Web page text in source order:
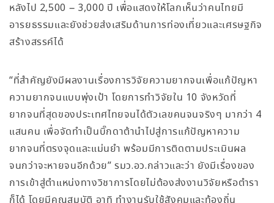
หลังไป 2,500 – 3,000 ปี เพื่อแสดงให้โลกเห็นว่าคนไทยมี
อารยธรรมและยังช่วยส่งเสริมด้านการท่องเที่ยวและเศรษฐกิจ
สร้างสรรค์ได้
“ที่สำคัญยังมีผลงานเรื่องการวิจัยความยากจนเพื่อแก้ปัญหา
ความยากจนแบบพุ่งเป้า โดยการทำวิจัยใน 10 จังหวัดที่
ยากจนที่สุดของประเทศไทยจนได้ตัวเลขคนจนจริงๆ มากว่า 4
แสนคน เพื่อจัดทำเป็นบิ๊กดาต้านำไปสู่การแก้ปัญหาความ
ยากจนที่ตรงจุดและแม่นยำ พร้อมมีการติดตามประเมินผล
จนกว่าจะหายจนอีกด้วย” รมว.อว.กล่าวและว่า ยังมีเรื่องของ
การเข้าสู่ตำแหน่งทางวิชาการโดยไม่ต้องส่งงานวิจัยหรือตำรา